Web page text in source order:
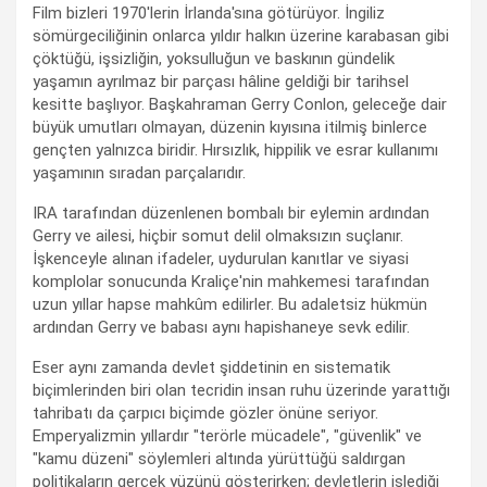
Film bizleri 1970'lerin İrlanda'sına götürüyor. İngiliz
sömürgeciliğinin onlarca yıldır halkın üzerine karabasan gibi
çöktüğü, işsizliğin, yoksulluğun ve baskının gündelik
yaşamın ayrılmaz bir parçası hâline geldiği bir tarihsel
kesitte başlıyor. Başkahraman Gerry Conlon, geleceğe dair
büyük umutları olmayan, düzenin kıyısına itilmiş binlerce
gençten yalnızca biridir. Hırsızlık, hippilik ve esrar kullanımı
yaşamının sıradan parçalarıdır.
IRA tarafından düzenlenen bombalı bir eylemin ardından
Gerry ve ailesi, hiçbir somut delil olmaksızın suçlanır.
İşkenceyle alınan ifadeler, uydurulan kanıtlar ve siyasi
komplolar sonucunda Kraliçe'nin mahkemesi tarafından
uzun yıllar hapse mahkûm edilirler. Bu adaletsiz hükmün
ardından Gerry ve babası aynı hapishaneye sevk edilir.
Eser aynı zamanda devlet şiddetinin en sistematik
biçimlerinden biri olan tecridin insan ruhu üzerinde yarattığı
tahribatı da çarpıcı biçimde gözler önüne seriyor.
Emperyalizmin yıllardır "terörle mücadele", "güvenlik" ve
"kamu düzeni" söylemleri altında yürüttüğü saldırgan
politikaların gerçek yüzünü gösterirken; devletlerin işlediği